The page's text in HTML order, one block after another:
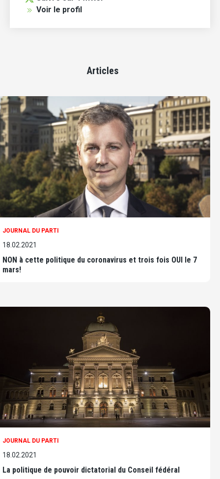
Voir le profil
Articles
JOURNAL DU PARTI
18.02.2021
NON à cette politique du coronavirus et trois fois OUI le 7
mars!
JOURNAL DU PARTI
18.02.2021
La politique de pouvoir dictatorial du Conseil fédéral